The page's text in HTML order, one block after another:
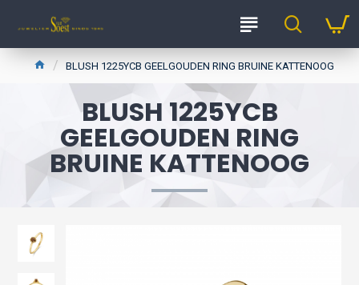
BLUSH 1225YCB GEELGOUDEN RING BRUINE KATTENOOG
BLUSH 1225YCB
GEELGOUDEN RING
BRUINE KATTENOOG